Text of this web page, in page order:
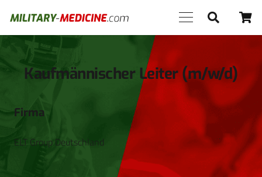
Kaufmännischer Leiter (m/w/d)
Firma
ELT Group Deutschland